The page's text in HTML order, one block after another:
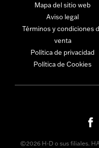
Mapa del sitio web
Aviso legal
Términos y condiciones
venta
Política de privacidad
Política de Cookies
©2026 H-D o sus filiales.